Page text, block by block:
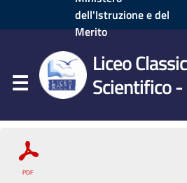
dell'Istruzione e del
Merito
Liceo
Scientifico